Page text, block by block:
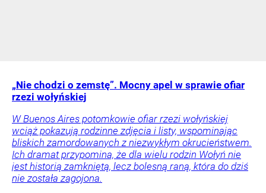
„Nie chodzi o zemstę”. Mocny apel w sprawie ofiar
rzezi wołyńskiej
W Buenos Aires potomkowie ofiar rzezi wołyńskiej
wciąż pokazują rodzinne zdjęcia i listy, wspominając
bliskich zamordowanych z niezwykłym okrucieństwem.
Ich dramat przypomina, że dla wielu rodzin Wołyń nie
jest historią zamkniętą, lecz bolesną raną, która do dziś
nie została zagojona.